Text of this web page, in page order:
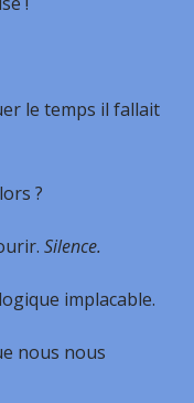
le temps il fallait
?
Silence.
implacable.
nous nous